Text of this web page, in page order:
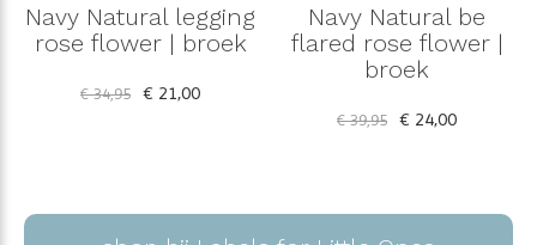
Navy Natural legging
rose flower | broek
€ 34,95 € 21,00
Navy Natural be
flared rose flower |
broek
€ 39,95 € 24,00